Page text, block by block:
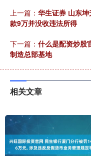
上一篇： 华生证券 山东
款9万并没收违法所得
下一篇： 什么是配资炒股
制造总部基地
相关文章